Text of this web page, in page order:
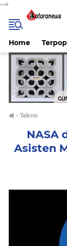
-->
Home
› Tekno
NASA
Asisten